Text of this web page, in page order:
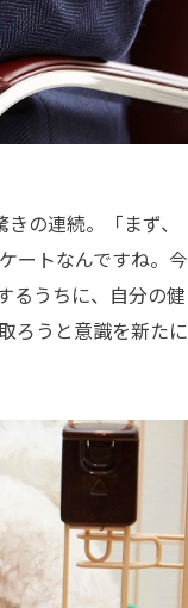
の連続。「まず、
ートなんですね。今
るうちに、自分の健
ろうと意識を新たに